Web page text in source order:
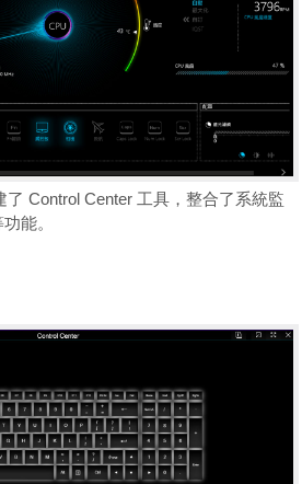
了 Control Center 工具，整合了系統監
能。